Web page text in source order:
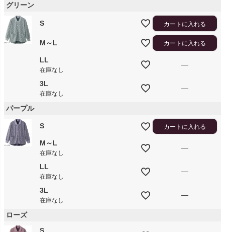
グリーン
S カートに入れる
M～L カートに入れる
LL
在庫なし
—
3L
在庫なし
—
パープル
S カートに入れる
M～L
在庫なし
—
LL
在庫なし
—
3L
在庫なし
—
ローズ